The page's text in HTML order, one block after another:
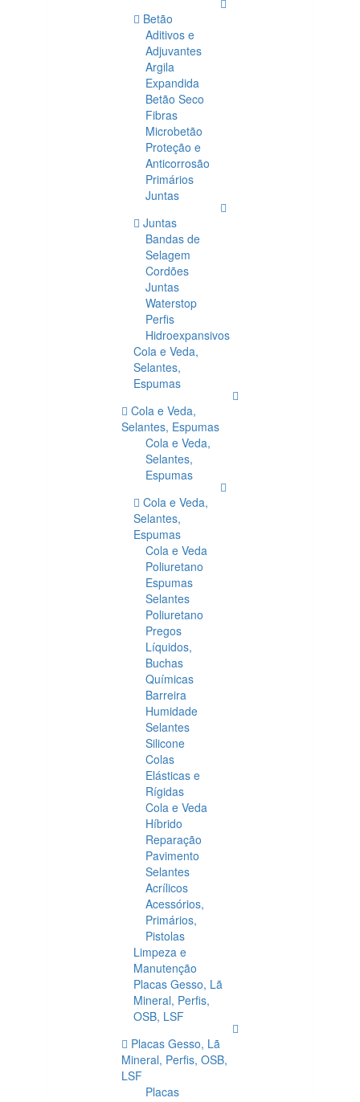
Betão
Aditivos e
Adjuvantes
Argila
Expandida
Betão Seco
Fibras
Microbetão
Proteção e
Anticorrosão
Primários
Juntas
Juntas
Bandas de
Selagem
Cordões
Juntas
Waterstop
Perfis
Hidroexpansivos
Cola e Veda,
Selantes,
Espumas
Cola e Veda,
Selantes, Espumas
Cola e Veda,
Selantes,
Espumas
Cola e Veda,
Selantes,
Espumas
Cola e Veda
Poliuretano
Espumas
Selantes
Poliuretano
Pregos
Líquidos,
Buchas
Químicas
Barreira
Humidade
Selantes
Silicone
Colas
Elásticas e
Rígidas
Cola e Veda
Híbrido
Reparação
Pavimento
Selantes
Acrílicos
Acessórios,
Primários,
Pistolas
Limpeza e
Manutenção
Placas Gesso, Lã
Mineral, Perfis,
OSB, LSF
Placas Gesso, Lã
Mineral, Perfis, OSB,
LSF
Placas